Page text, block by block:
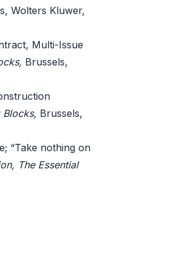
Wolters Kluwer,
Multi-Issue
Brussels,
Blocks, Brussels,
“Take nothing on
The Essential